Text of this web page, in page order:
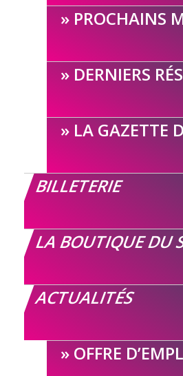
PROCHAINS
DERNIERS
LA GAZETTE
BILLETERIE
LA BOUTIQUE DU
ACTUALITÉS
OFFRE